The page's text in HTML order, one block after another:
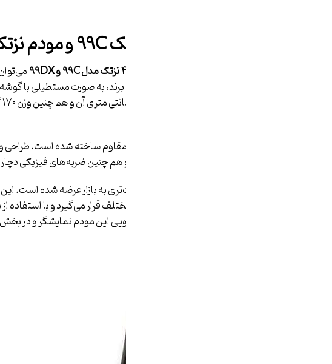
شکل ظاهری مودم نزتک ۹۹C و مودم نزتک ۹۹DX
جنس روکش این مودم نیز از پلاستیک مقاوم ساخته شده است.
می‌شود در برابر اتفاقاتی مانند افتادن و هم چنین ضربه‌های
استفاده از یک بدنه ثابت روی سطوح مختلف قرار می‌گیرد و با
مختلف را ممکن می‌سازد. در بخش جلویی این مودم نمایشگر و در